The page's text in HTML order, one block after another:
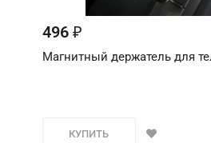
496 ₽
Магнитный держатель для
КУПИТЬ